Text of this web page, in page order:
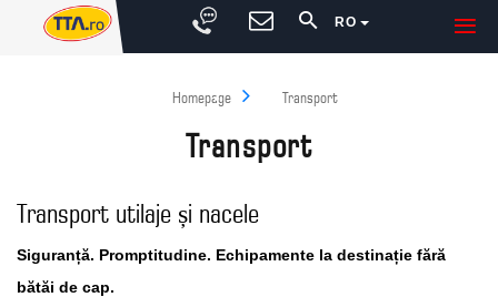
RO
Homepage Transport
Transport
Transport utilaje și nacele
Siguranță. Promptitudine. Echipamente la destinație fără
bătăi de cap.